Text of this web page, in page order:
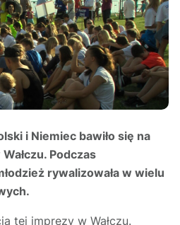
i Niemiec bawiło się na
Podczas
rywalizowała w wielu
tej imprezy w Wałczu.